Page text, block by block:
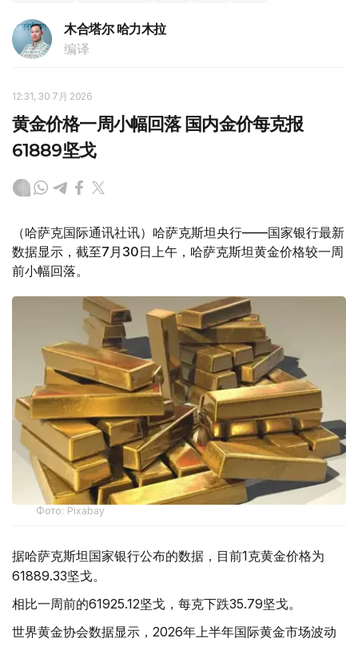
木合塔尔 哈力木拉
编译
12:31, 30 7月 2026
黄金价格一周小幅回落 国内金价每克报
61889坚戈
（哈萨克国际通讯社讯）哈萨克斯坦央行——国家银行最新
数据显示，截至7月30日上午，哈萨克斯坦黄金价格较一周
前小幅回落。
Фото: Pixabay
据哈萨克斯坦国家银行公布的数据，目前1克黄金价格为
61889.33坚戈。
相比一周前的61925.12坚戈，每克下跌35.79坚戈。
世界黄金协会数据显示，2026年上半年国际黄金市场波动